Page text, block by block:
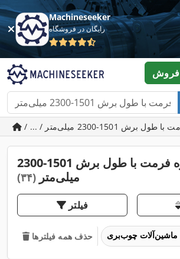
Machineseeker
رایگان در فروشگاه
فروش
دست دوم اره فرمت با طول برش 1501-2300
میلی‌متر (۳۴)
فیلتر
حذف همه فیلترها